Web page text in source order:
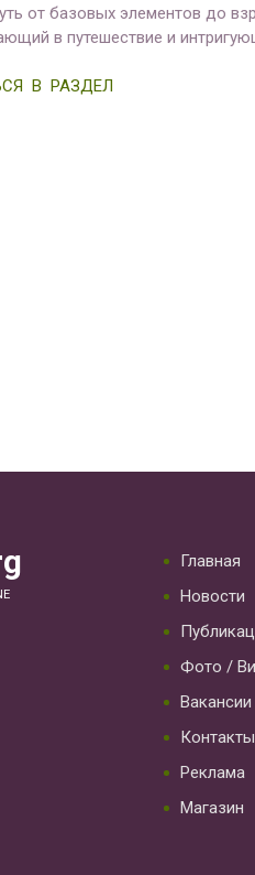
от базовых элементов до
в путешествие и
В РАЗДЕЛ
Главная
Новости
Фото /
Вакансии
Контакты
Реклама
Магазин